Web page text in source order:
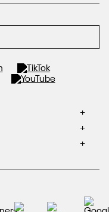
+
+
+